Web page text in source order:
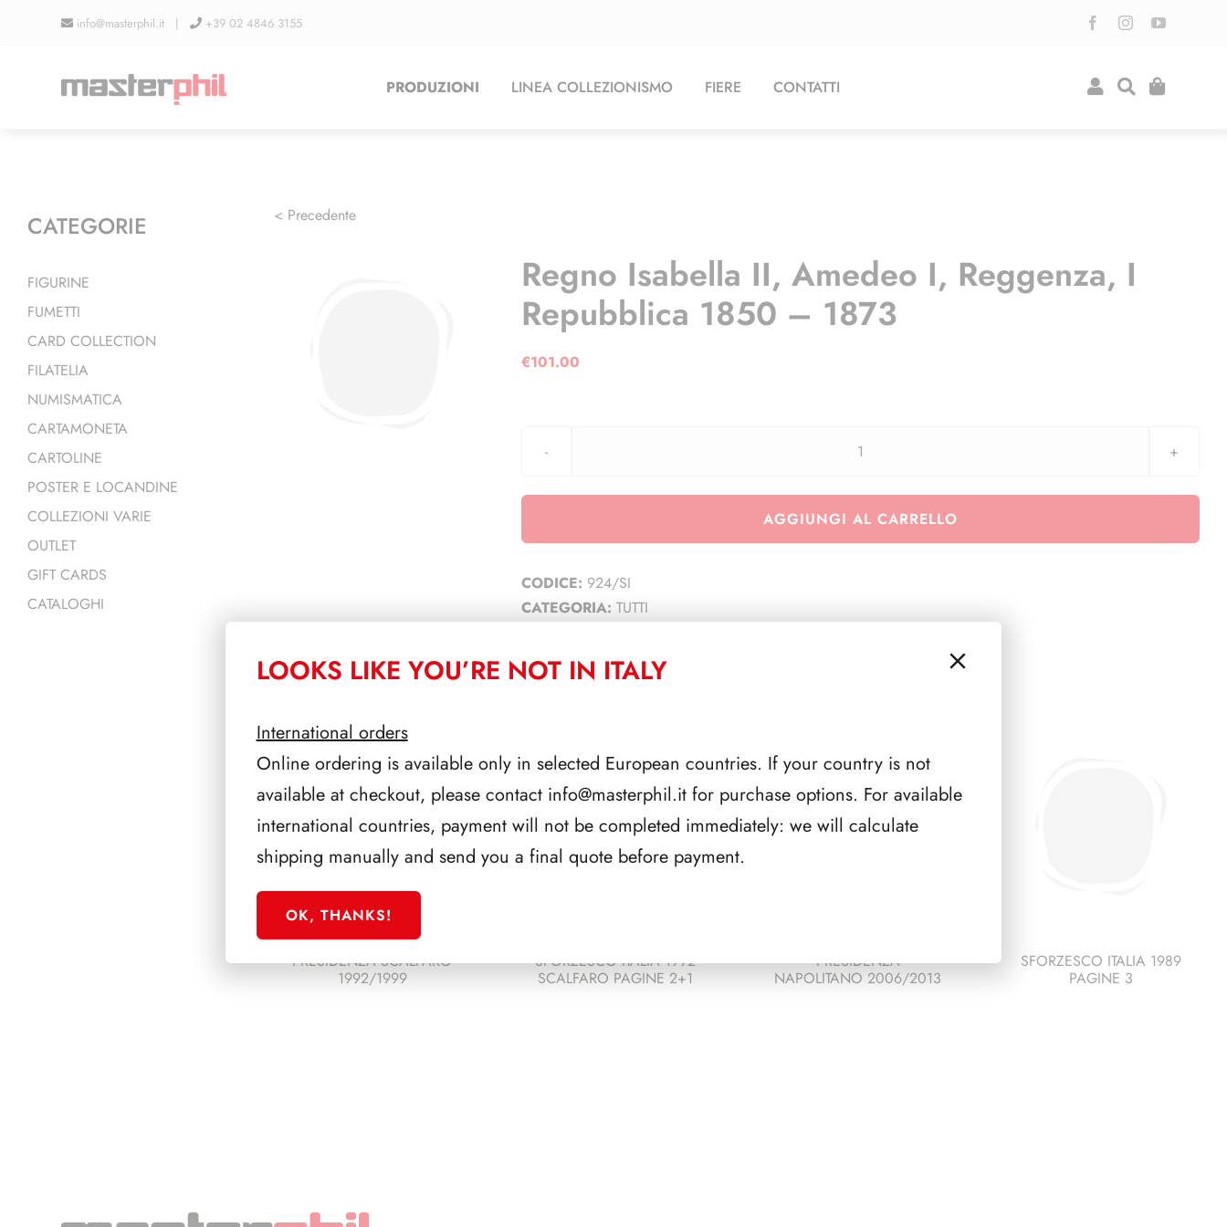
info@masterphil.it | +39 02 4846 3155
PRODUZIONI LINEA COLLEZIONISMO FIERE CONTATTI
< Precedente
Regno Isabella II, Amedeo I, Reggenza, I
Repubblica 1850 – 1873
€101.00
Regno
II,
AGGIUNGI AL CARRELLO
CODICE: 924/SI
CATEGORIA: TUTTI
PRESIDENZA SCALFARO
1992/1999
SFORZESCO ITALIA 1992
SCALFARO PAGINE 2+1
PRESIDENZA
NAPOLITANO 2006/2013
SFORZESCO ITALIA 1989
PAGINE 3
CATEGORIE
FIGURINE
FUMETTI
CARD COLLECTION
FILATELIA
NUMISMATICA
CARTAMONETA
CARTOLINE
POSTER E LOCANDINE
COLLEZIONI VARIE
OUTLET
GIFT CARDS
CATALOGHI
LOOKS LIKE YOU’RE NOT IN ITALY
International orders
Online ordering is available only in selected European countries. If your country is not
available at checkout, please contact info@masterphil.itfor purchase options. For available
international countries, payment will not be completed immediately: we will calculate
shipping manually and send you a final quote before payment.
OK, THANKS!